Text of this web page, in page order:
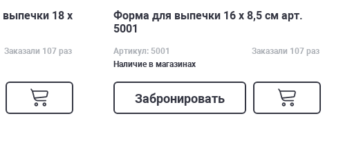
18 х
Заказали 107 раз
Форма для выпечки 16 х 8,5 см арт.
5001
Артикул: 5001
Заказали 107 раз
Наличие в магазинах
Забронировать